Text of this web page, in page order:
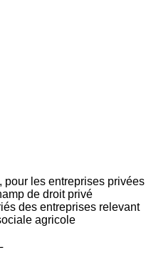
pour les entreprises privées
de droit privé
des entreprises relevant
agricole